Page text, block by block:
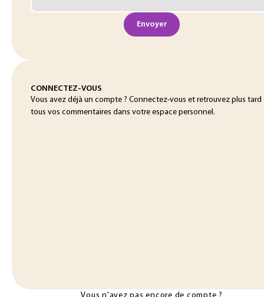
Envoyer
CONNECTEZ-VOUS
Vous avez déjà un compte ? Connectez-vous et retrouvez plus tard
tous vos commentaires dans votre espace personnel.